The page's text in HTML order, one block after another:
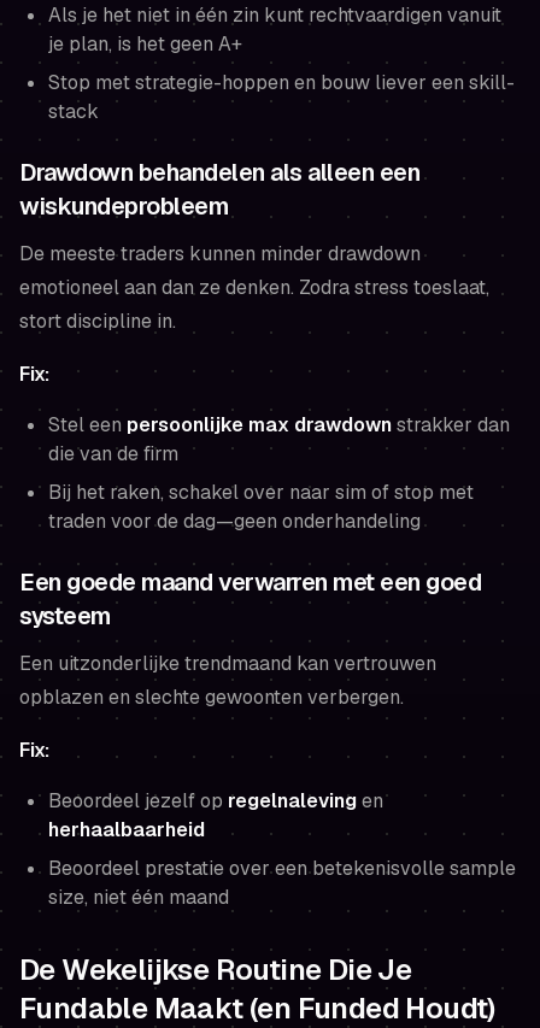
Als je het niet in één zin kunt rechtvaardigen vanuit
je plan, is het geen A+
Stop met strategie-hoppen en bouw liever een skill-
stack
Drawdown behandelen als alleen een
wiskundeprobleem
De meeste traders kunnen minder drawdown
emotioneel aan dan ze denken. Zodra stress toeslaat,
stort discipline in.
Fix:
Stel een persoonlijke max drawdownstrakker dan
die van de firm
Bij het raken, schakel over naar sim of stop met
traden voor de dag—geen onderhandeling
Een goede maand verwarren met een goed
systeem
Een uitzonderlijke trendmaand kan vertrouwen
opblazen en slechte gewoonten verbergen.
Fix:
Beoordeel jezelf op regelnalevingen
herhaalbaarheid
Beoordeel prestatie over een betekenisvolle sample
size, niet één maand
De Wekelijkse Routine Die Je
Fundable Maakt (en Funded Houdt)